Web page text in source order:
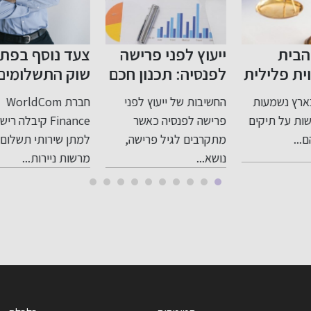
ייעוץ לפני פרישה
לפנסיה: תכנון חכם
לעתיד בטוח
החשיבות של ייעוץ לפני
פרישה לפנסיה כאשר
מתקרבים לגיל פרישה,
נושא...
צעד נוסף בפתיחת
שוק התשלומים
בישראל לתחרות
חברת WorldCom
Finance קיבלה רישיון
למתן שירותי תשלום
מרשות ניירות...